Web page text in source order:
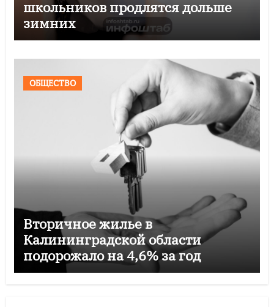
школьников продлятся дольше
зимних
ОБЩЕСТВО
Вторичное жилье в
Калининградской области
подорожало на 4,6% за год